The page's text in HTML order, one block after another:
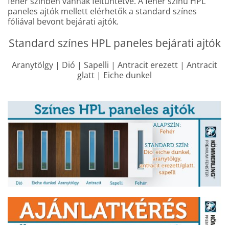
paneles ajtók mellett elérhetők a standard színes
fóliával bevont bejárati ajtók.
Standard színes HPL paneles bejárati ajtók
Aranytölgy | Dió | Sapelli | Antracit erezett | Antracit
glatt | Eiche dunkel